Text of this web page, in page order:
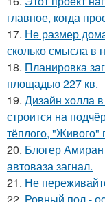
главное, когда
17. Не размер
сколько смысла в
18. Планировка
площадью 227 кв.
19. Дизайн холла
строится на
тёплого, "Живого"
20. Блогер Амиран
автоваза загнал.
21. Не